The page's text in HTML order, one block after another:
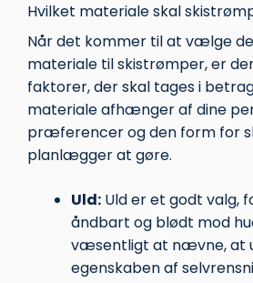
Hvilket materiale skal
Når det kommer til at vælge
materiale til skistrømper, er
faktorer, der skal tages i
materiale afhænger af dine
præferencer og den form for
planlægger at gøre.
Uld: Uld er et godt valg,
åndbart og blødt mod
væsentligt at nævne, at
egenskaben af